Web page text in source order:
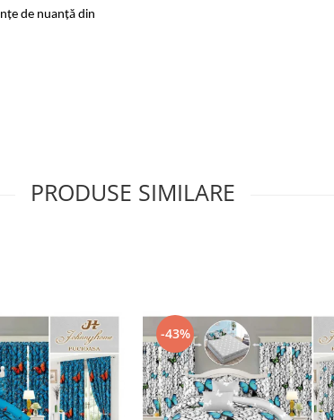
de nuanță din
PRODUSE SIMILARE
-43%